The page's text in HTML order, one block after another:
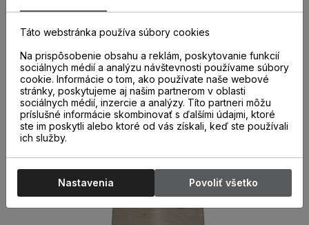
správne a kvalitne nainštalovaných parketových líšt. Ich
použitie nielen urýchľuje montáž líšt, ale aj chráni miesta
Táto webstránka používa súbory cookies
Na prispôsobenie obsahu a reklám, poskytovanie funkcií
sociálnych médií a analýzu návštevnosti používame súbory
cookie. Informácie o tom, ako používate naše webové
stránky, poskytujeme aj našim partnerom v oblasti
sociálnych médií, inzercie a analýzy. Títo partneri môžu
príslušné informácie skombinovať s ďalšími údajmi, ktoré
ste im poskytli alebo ktoré od vás získali, keď ste používali
ich služby.
Nastavenia Povoliť všetko